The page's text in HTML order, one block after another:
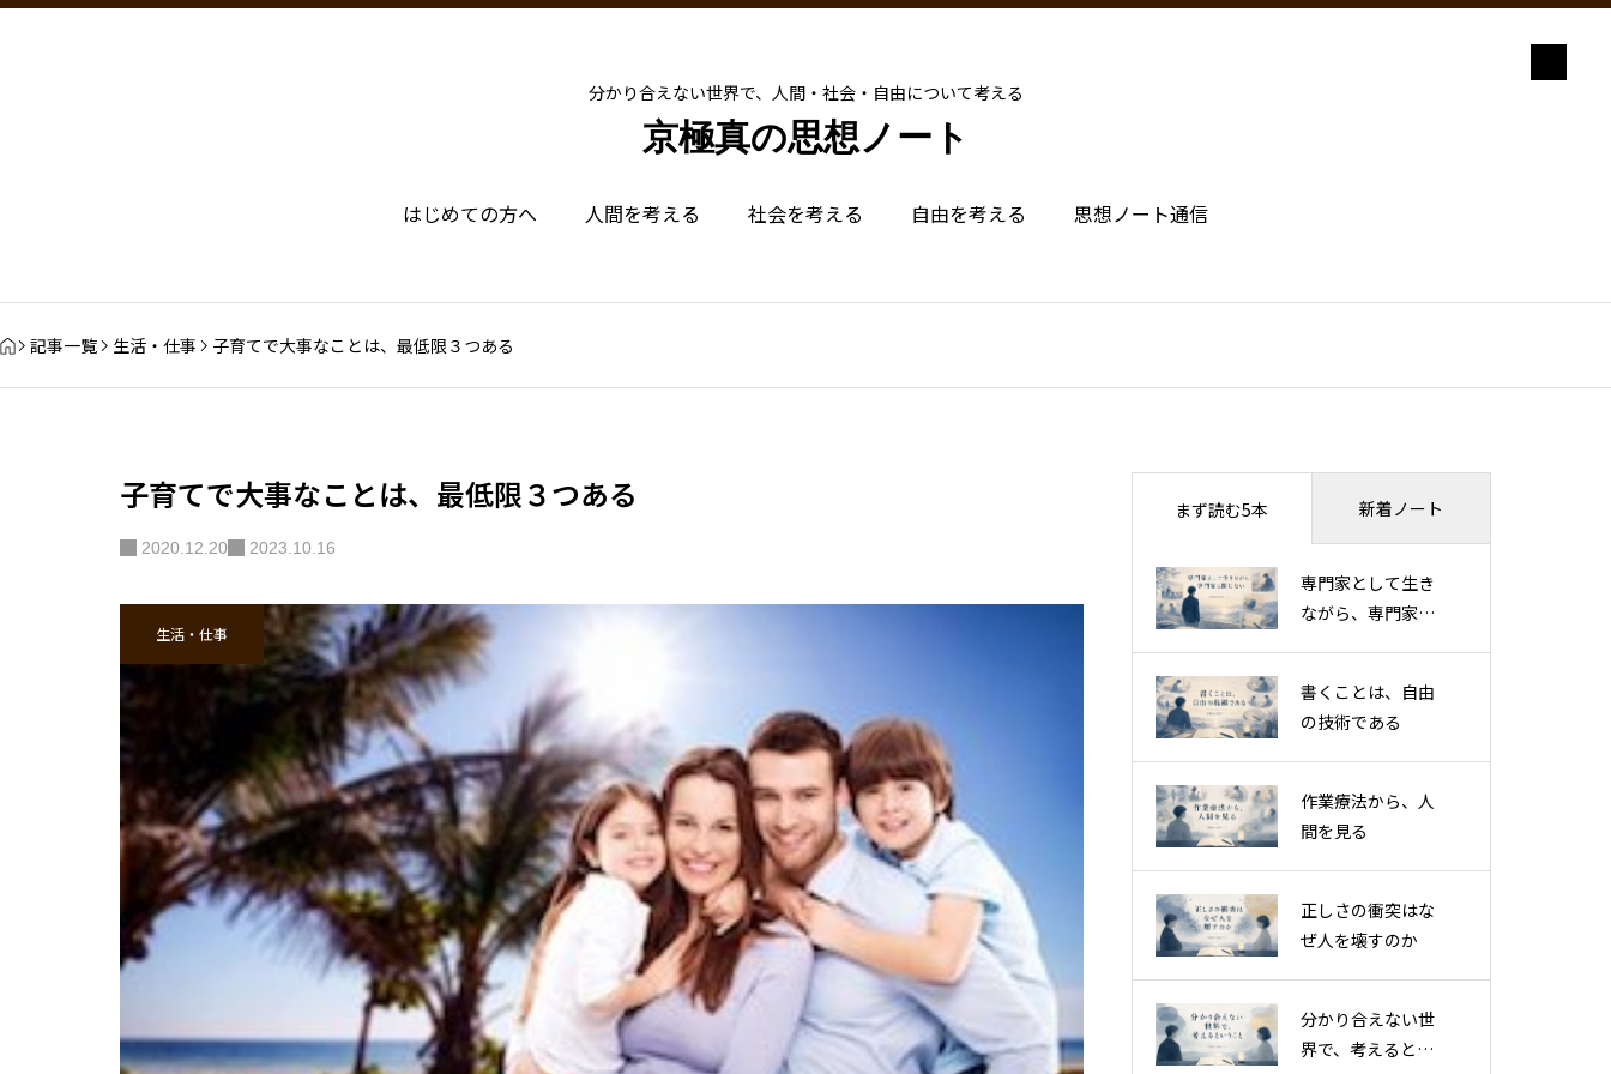
分かり合えない世界で、人間・社会・自由について考える
京極真の思想ノート
はじめての方へ 人間を考える 社会を考える 自由を考える 思想ノート通信
記事一覧 生活・仕事 子育てで大事なことは、最低限３つある
子育てで大事なことは、最低限３つある
2020.12.20 2023.10.16
生活・仕事
まず読む5本 新着ノート
専門家として生き
ながら、専門家に
書くことは、自由
の技術である
作業療法から、人
間を見る
正しさの衝突はな
ぜ人を壊すのか
分かり合えない世
界で、考えるとい